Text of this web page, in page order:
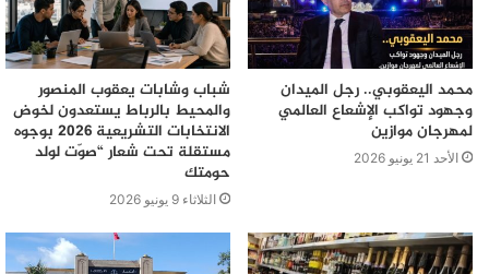
محمد اليعقوبي.. رجل الميدان
وجهود تواكب الإشعاع العالمي
لمهرجان موازين
الأحد 21 يونيو 2026
شباب وشابات يعقوب المنصور
والمحيط بالرباط يستعدون لخوض
الانتخابات التشريعية 2026 بوجوه
مستقلة تحت شعار “صوّت لولد
حومتك
الثلاثاء 9 يونيو 2026